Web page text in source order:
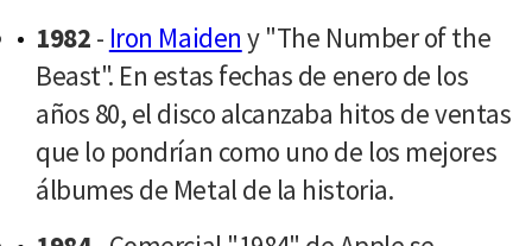
1982 - Iron Maiden y "The Number of the
Beast". En estas fechas de enero de los
años 80, el disco alcanzaba hitos de ventas
que lo pondrían como uno de los mejores
álbumes de Metal de la historia.